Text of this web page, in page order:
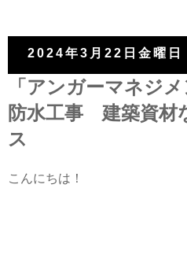
2024年3月22日金曜日
「アンガーマネジ
防水工事 建築資
ス
こんにちは！